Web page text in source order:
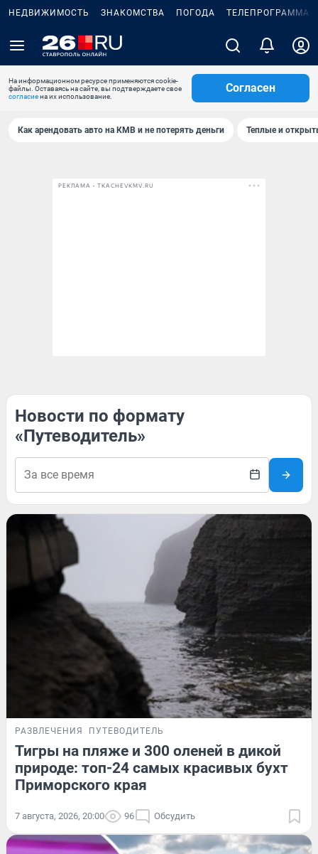
НЕДВИЖИМОСТЬ ЗНАКОМСТВА ПОГОДА ТЕЛЕПРОГРАММА
На информационном ресурсе применяются cookie-
файлы. Оставаясь на сайте, вы подтверждаете свое
согласиена их использование.
Согласен
Как арендовать авто на КМВ и не потерять деньги Теплые и
РЕКЛАМА • TKACHEVKMV.RU
Новости по формату
«Путеводитель»
РАЗВЛЕЧЕНИЯ ПУТЕВОДИТЕЛЬ
Тигры на пляже и 300 оленей в дикой
природе: топ-24 самых красивых бухт
Приморского края
7 августа, 2026, 20:00 96 Обсудить